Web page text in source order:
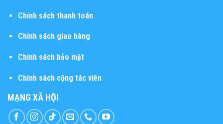
Chính sách thanh toán
Chính sách giao hàng
Chính sách bảo mật
Chính sách cộng tác viên
MẠNG XÃ HỘI